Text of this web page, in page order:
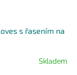
s řasením na
Skladem